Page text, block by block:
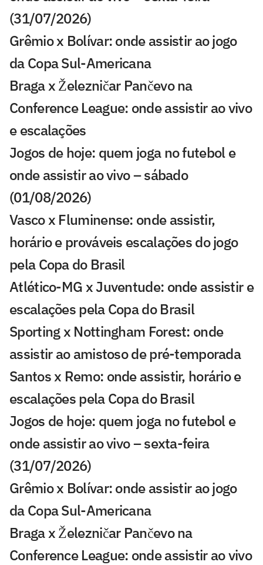
(31/07/2026)
Grêmio x Bolívar: onde assistir ao jogo
da Copa Sul-Americana
Braga x Železničar Pančevo na
Conference League: onde assistir ao vivo
e escalações
Jogos de hoje: quem joga no futebol e
onde assistir ao vivo – sábado
(01/08/2026)
Vasco x Fluminense: onde assistir,
horário e prováveis escalações do jogo
pela Copa do Brasil
Atlético-MG x Juventude: onde assistir e
escalações pela Copa do Brasil
Sporting x Nottingham Forest: onde
assistir ao amistoso de pré-temporada
Santos x Remo: onde assistir, horário e
escalações pela Copa do Brasil
Jogos de hoje: quem joga no futebol e
onde assistir ao vivo – sexta-feira
(31/07/2026)
Grêmio x Bolívar: onde assistir ao jogo
da Copa Sul-Americana
Braga x Železničar Pančevo na
Conference League: onde assistir ao vivo